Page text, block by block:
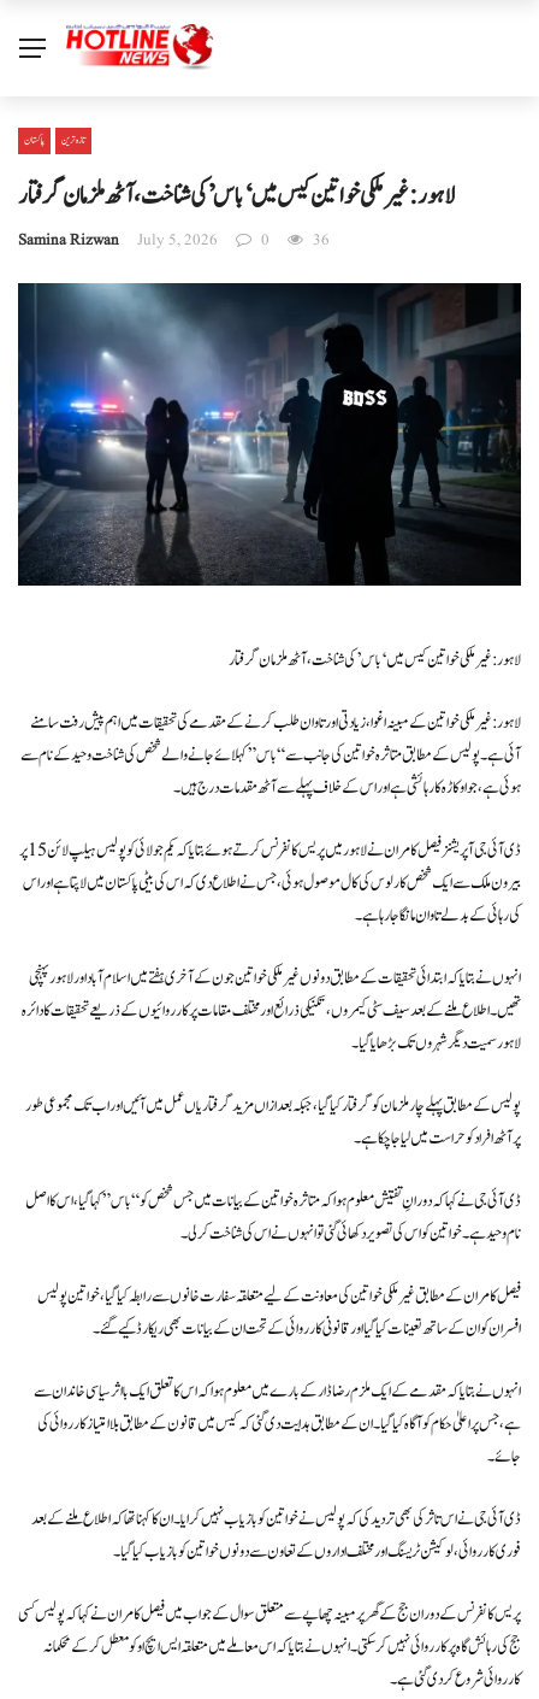
پاکستان تازہ ترین
لاہور: غیر ملکی خواتین کیس میں ‘باس’ کی شناخت، آٹھ ملزمان گرفتار
Samina Rizwan July 5, 2026 0 36
لاہور: غیر ملکی خواتین کیس میں ‘باس’ کی شناخت، آٹھ ملزمان گرفتار
لاہور: غیر ملکی خواتین کے مبینہ اغوا، زیادتی اور تاوان طلب کرنے کے مقدمے کی تحقیقات میں اہم پیش رفت سامنے
آئی ہے۔ پولیس کے مطابق متاثرہ خواتین کی جانب سے “باس” کہلائے جانے والے شخص کی شناخت وحید کے نام سے
ہوئی ہے، جو اوکاڑہ کا رہائشی ہے اور اس کے خلاف پہلے سے آٹھ مقدمات درج ہیں۔
ڈی آئی جی آپریشنز فیصل کامران نے لاہور میں پریس کانفرنس کرتے ہوئے بتایا کہ یکم جولائی کو پولیس ہیلپ لائن 15 پر
بیرون ملک سے ایک شخص کارلوس کی کال موصول ہوئی، جس نے اطلاع دی کہ اس کی بیٹی پاکستان میں لاپتا ہے اور اس
کی رہائی کے بدلے تاوان مانگا جا رہا ہے۔
انہوں نے بتایا کہ ابتدائی تحقیقات کے مطابق دونوں غیر ملکی خواتین جون کے آخری ہفتے میں اسلام آباد اور لاہور پہنچی
تھیں۔ اطلاع ملنے کے بعد سیف سٹی کیمروں، تکنیکی ذرائع اور مختلف مقامات پر کارروائیوں کے ذریعے تحقیقات کا دائرہ
لاہور سمیت دیگر شہروں تک بڑھایا گیا۔
پولیس کے مطابق پہلے چار ملزمان کو گرفتار کیا گیا، جبکہ بعد ازاں مزید گرفتاریاں عمل میں آئیں اور اب تک مجموعی طور
پر آٹھ افراد کو حراست میں لیا جا چکا ہے۔
ڈی آئی جی نے کہا کہ دورانِ تفتیش معلوم ہوا کہ متاثرہ خواتین کے بیانات میں جس شخص کو “باس” کہا گیا، اس کا اصل
نام وحید ہے۔ خواتین کو اس کی تصویر دکھائی گئی تو انہوں نے اس کی شناخت کر لی۔
فیصل کامران کے مطابق غیر ملکی خواتین کی معاونت کے لیے متعلقہ سفارت خانوں سے رابطہ کیا گیا، خواتین پولیس
افسران کو ان کے ساتھ تعینات کیا گیا اور قانونی کارروائی کے تحت ان کے بیانات بھی ریکارڈ کیے گئے۔
انہوں نے بتایا کہ مقدمے کے ایک ملزم رضا ڈار کے بارے میں معلوم ہوا کہ اس کا تعلق ایک بااثر سیاسی خاندان سے
ہے، جس پر اعلیٰ حکام کو آگاہ کیا گیا۔ ان کے مطابق ہدایت دی گئی کہ کیس میں قانون کے مطابق بلاامتیاز کارروائی کی
جائے۔
ڈی آئی جی نے اس تاثر کی بھی تردید کی کہ پولیس نے خواتین کو بازیاب نہیں کرایا۔ ان کا کہنا تھا کہ اطلاع ملنے کے بعد
فوری کارروائی، لوکیشن ٹریسنگ اور مختلف اداروں کے تعاون سے دونوں خواتین کو بازیاب کیا گیا۔
پریس کانفرنس کے دوران جج کے گھر پر مبینہ چھاپے سے متعلق سوال کے جواب میں فیصل کامران نے کہا کہ پولیس کسی
جج کی رہائش گاہ پر کارروائی نہیں کر سکتی۔ انہوں نے بتایا کہ اس معاملے میں متعلقہ ایس ایچ او کو معطل کرکے محکمانہ
کارروائی شروع کر دی گئی ہے۔